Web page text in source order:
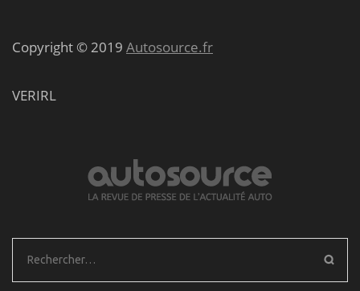
Copyright © 2019 Autosource.fr
VERIRL
Rechercher :